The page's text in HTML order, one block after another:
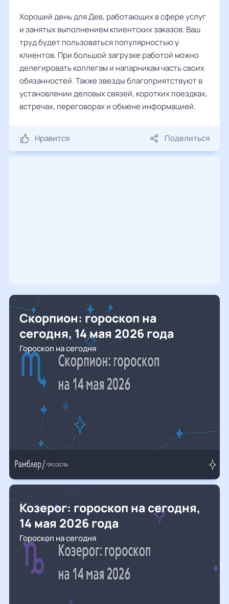
Хороший день для Дев, работающих в сфере услуг
и занятых выполнением клиентских заказов. Ваш
труд будет пользоваться популярностью у
клиентов. При большой загрузке работой можно
делегировать коллегам и напарникам часть своих
обязанностей. Также звезды благоприятствуют в
установлении деловых связей, коротких поездках,
встречах, переговорах и обмене информацией.
Нравится Поделиться
Скорпион: гороскоп на
сегодня, 14 мая 2026 года
Гороскоп на сегодня
Козерог: гороскоп на сегодня,
14 мая 2026 года
Гороскоп на сегодня